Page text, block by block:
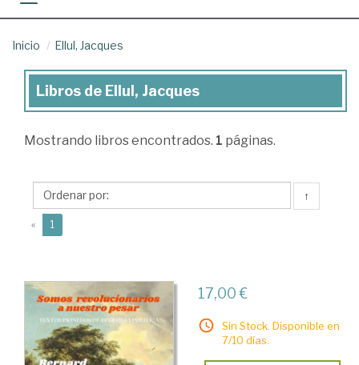
Inicio Ellul, Jacques
Libros
Ellul,
Libros de Ellul, Jacques
Mostrando libros encontrados. 1 páginas.
↑
« 1
17,00 €
Sin Stock. Disponible en
7/10 días.